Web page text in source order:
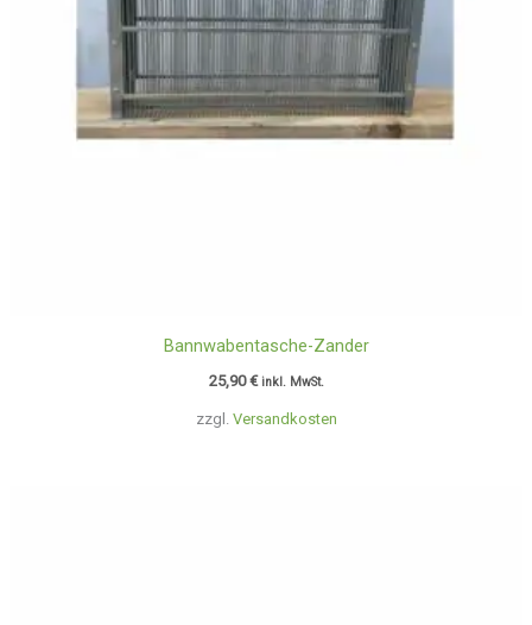
zzgl. Versandkosten
Bannwabentasche-Zander
25,90€ inkl. MwSt.